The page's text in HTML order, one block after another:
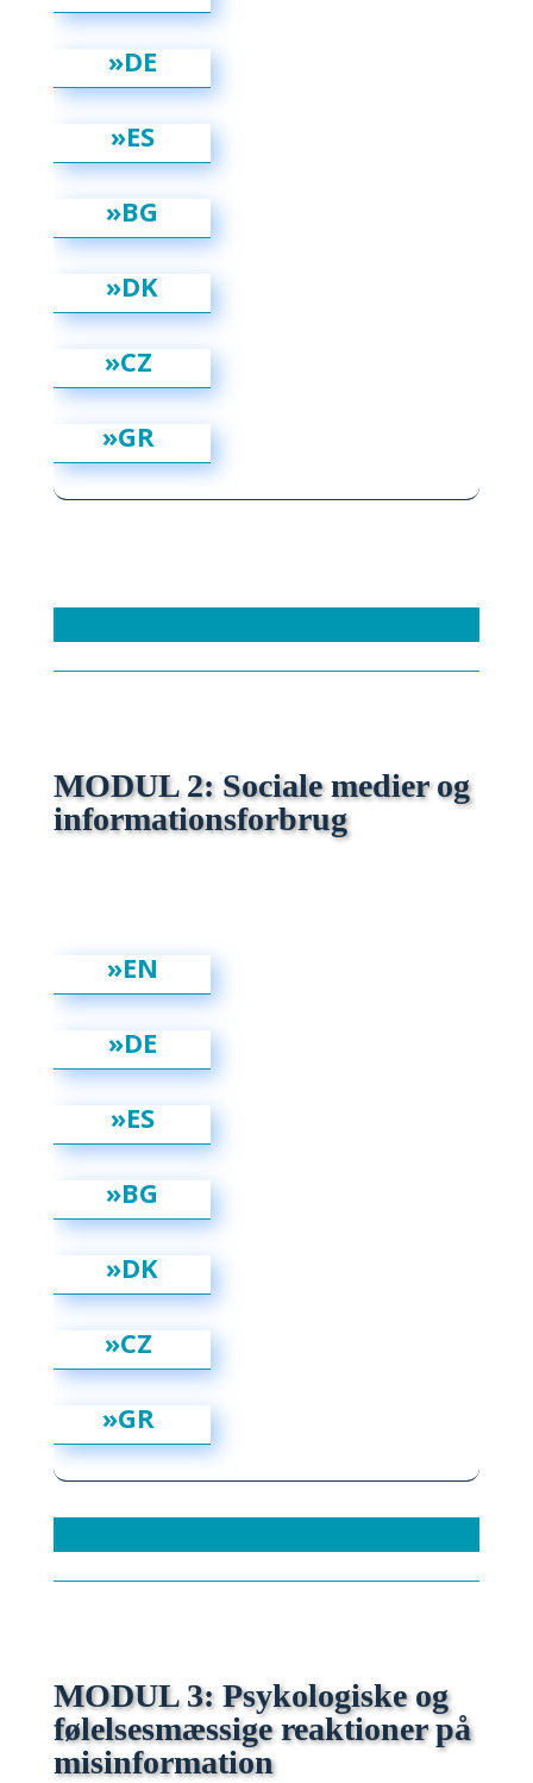
»DE
»ES
»BG
»DK
»CZ
»GR
MODUL 2: Sociale medier og
informationsforbrug
»EN
»DE
»ES
»BG
»DK
»CZ
»GR
MODUL 3: Psykologiske og
følelsesmæssige reaktioner på
misinformation